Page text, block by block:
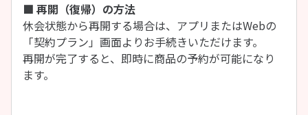
■ 再開（復帰）の方法
休会状態から再開する場合は、アプリまたはWebの
「契約プラン」画面よりお手続きいただけます。
再開が完了すると、即時に商品の予約が可能になり
ます。